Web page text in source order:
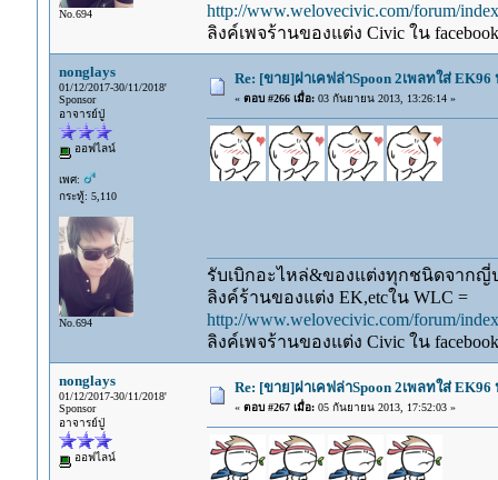
No.694
http://www.welovecivic.com/forum/
ลิงค์เพจร้านของแต่ง Civic ใน
nonglays
01/12/2017-30/11/2018'
Sponsor
อาจารย์ปู่
ออฟไลน์
เพศ:
กระทู้: 5,110
No.694
Re: [ขาย]ฝาเคฟล่าSpoon 2เพลทใส่
« ตอบ #266 เมื่อ:03 กันยายน 2013, 13:26:14 »
รับเบิกอะไหล่&ของแต่งทุกชนิดจากญี่
ลิงค์ร้านของแต่ง EK,etcใน WLC =
http://www.welovecivic.com/forum/
ลิงค์เพจร้านของแต่ง Civic ใน
nonglays
01/12/2017-30/11/2018'
Sponsor
อาจารย์ปู่
ออฟไลน์
Re: [ขาย]ฝาเคฟล่าSpoon 2เพลทใส่
« ตอบ #267 เมื่อ:05 กันยายน 2013, 17:52:03 »